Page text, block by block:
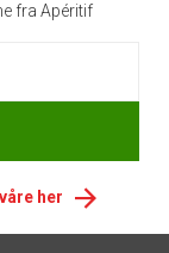
fra Apéritif
her